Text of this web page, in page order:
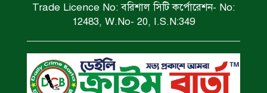
সড়ক দুর্ঘটনায় বাসচাপায় মৃত্যুর ঘটনা।
বিজিবি’র অভিযানে ইয়াবা জব্দ।
Trade Licence No: বরিশাল সিটি কর্পোরেশন- No:
12483, W.No- 20, I.S.N:349